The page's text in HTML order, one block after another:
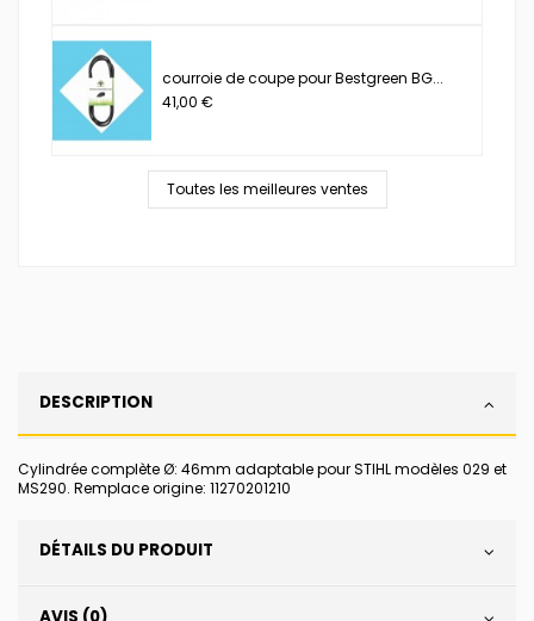
courroie de coupe pour Bestgreen BG...
41,00 €
Toutes les meilleures ventes
DESCRIPTION
Cylindrée complète Ø: 46mm adaptable pour STIHL modèles 029 et
MS290. Remplace origine: 11270201210
DÉTAILS DU PRODUIT